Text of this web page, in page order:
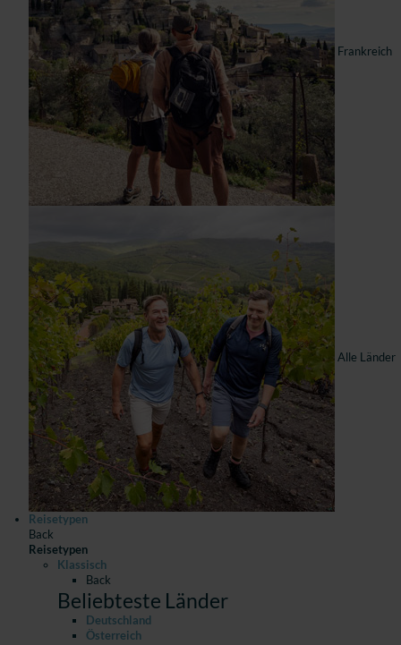
Frankreich
Alle Länder
Reisetypen
Back
Reisetypen
Klassisch
Back
Beliebteste Länder
Deutschland
Österreich